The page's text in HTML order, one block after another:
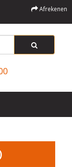
Afrekenen